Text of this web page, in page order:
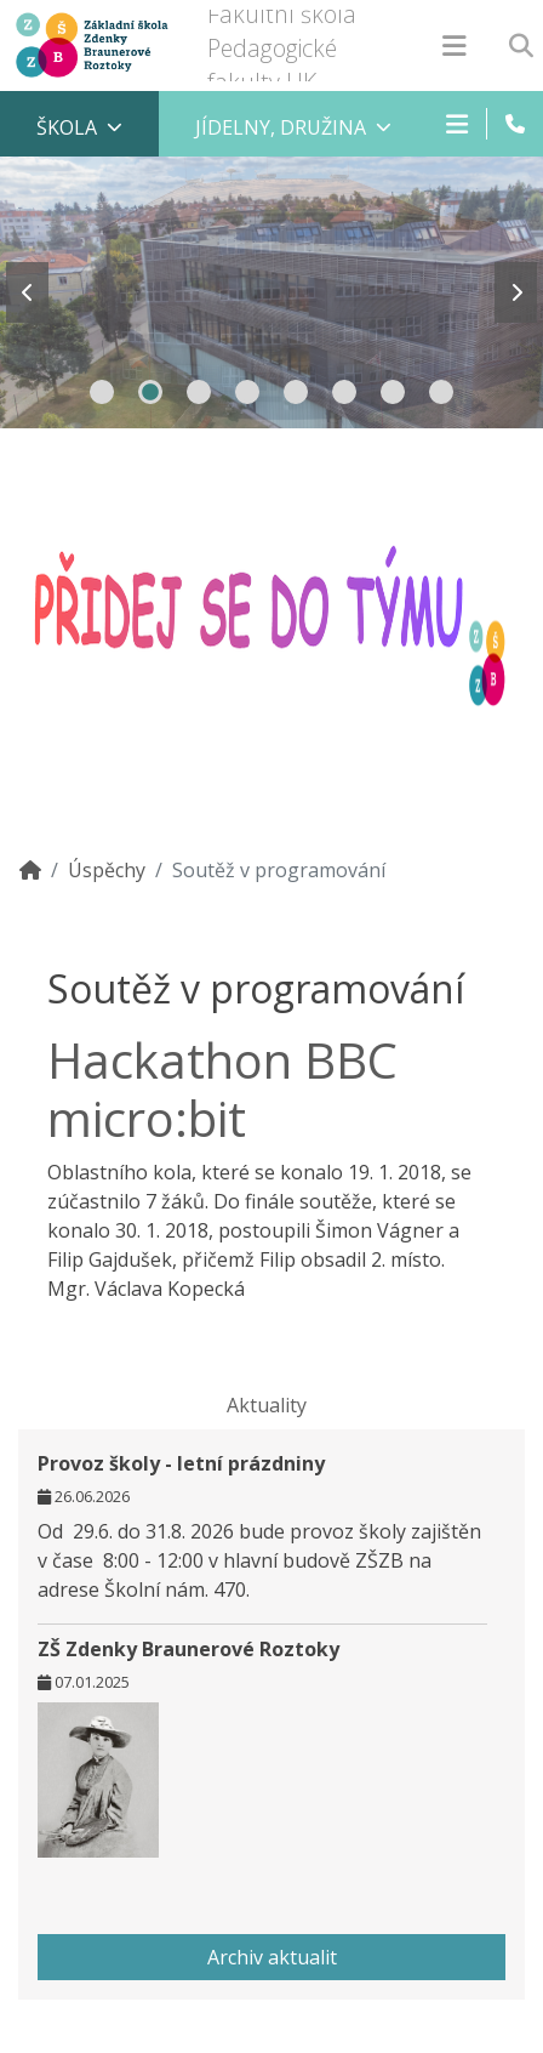
Fakultní škola
Pedagogické
fakulty UK
ŠKOLA JÍDELNY, DRUŽINA
Úspěchy Soutěž v programování
Soutěž v programování
Hackathon BBC
micro:bit
Oblastního kola, které se konalo 19. 1. 2018, se
zúčastnilo 7 žáků. Do finále soutěže, které se
konalo 30. 1. 2018, postoupili Šimon Vágner a
Filip Gajdušek, přičemž Filip obsadil 2. místo.
Mgr. Václava Kopecká
Aktuality
Provoz školy - letní prázdniny
26.06.2026
Od 29.6. do 31.8. 2026 bude provoz školy zajištěn
v čase 8:00 - 12:00 v hlavní budově ZŠZB na
adrese Školní nám. 470.
ZŠ Zdenky Braunerové Roztoky
07.01.2025
Archiv aktualit